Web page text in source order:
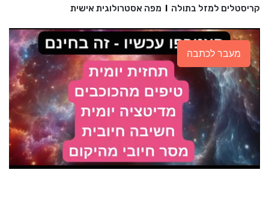
קריסטלים למזל בתולה
מפה אסטרולוגית אישית
מעבר לכתבה